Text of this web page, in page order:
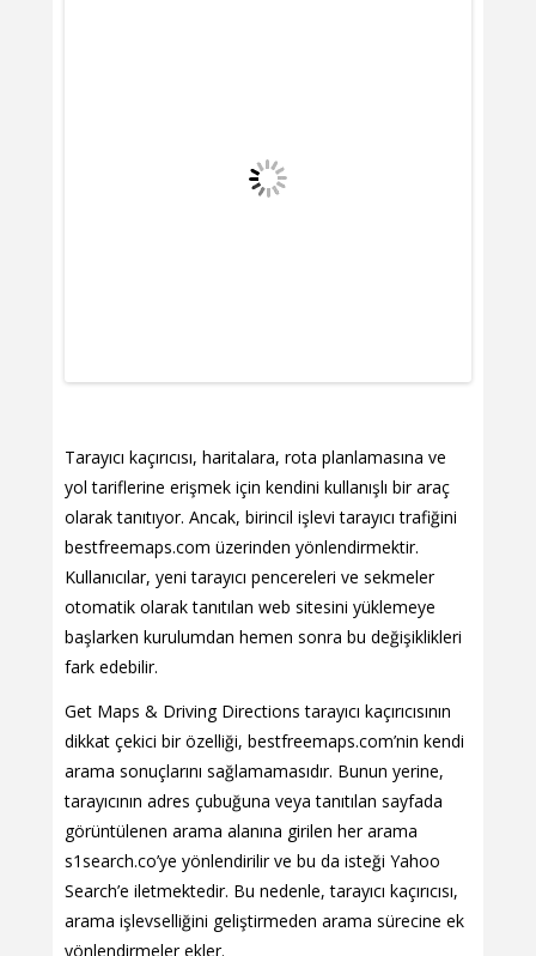
Tarayıcı kaçırıcısı, haritalara, rota planlamasına ve
yol tariflerine erişmek için kendini kullanışlı bir araç
olarak tanıtıyor. Ancak, birincil işlevi tarayıcı trafiğini
bestfreemaps.com üzerinden yönlendirmektir.
Kullanıcılar, yeni tarayıcı pencereleri ve sekmeler
otomatik olarak tanıtılan web sitesini yüklemeye
başlarken kurulumdan hemen sonra bu değişiklikleri
fark edebilir.
Get Maps & Driving Directions tarayıcı kaçırıcısının
dikkat çekici bir özelliği, bestfreemaps.com’nin kendi
arama sonuçlarını sağlamamasıdır. Bunun yerine,
tarayıcının adres çubuğuna veya tanıtılan sayfada
görüntülenen arama alanına girilen her arama
s1search.co’ye yönlendirilir ve bu da isteği Yahoo
Search’e iletmektedir. Bu nedenle, tarayıcı kaçırıcısı,
arama işlevselliğini geliştirmeden arama sürecine ek
yönlendirmeler ekler.